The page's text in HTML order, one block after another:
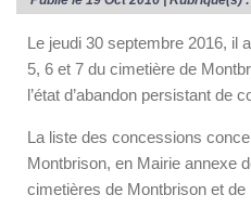
Le jeudi 30 septembre 2016, il
5, 6 et 7 du cimetière de
l’état d’abandon persistant de
La liste des concessions
Montbrison, en Mairie annexe
cimetières de Montbrison et de